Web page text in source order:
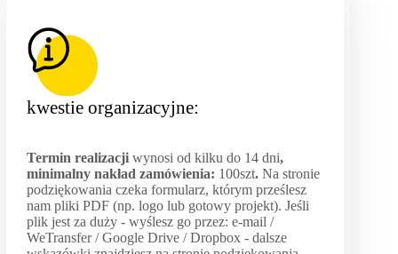
kwestie organizacyjne:
Termin realizacji wynosi od kilku do 14 dni,
minimalny nakład zamówienia: 100szt. Na stronie
podziękowania czeka formularz, którym prześlesz
nam pliki PDF (np. logo lub gotowy projekt). Jeśli
plik jest za duży - wyślesz go przez: e-mail /
WeTransfer / Google Drive / Dropbox - dalsze